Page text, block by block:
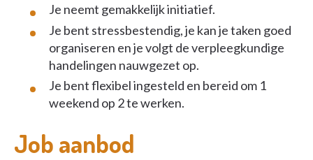
Je neemt gemakkelijk initiatief.
Je bent stressbestendig, je kan je taken goed
organiseren en je volgt de verpleegkundige
handelingen nauwgezet op.
Je bent flexibel ingesteld en bereid om 1
weekend op 2 te werken.
Job aanbod